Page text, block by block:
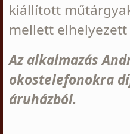
kiállított
mellett
Az alkalmazás
okostelefonokra
áruházból.